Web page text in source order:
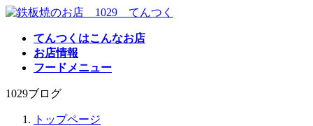
コ
ス
ナ
ン
てんつくはこんなお店
お店情報
フードメニュー
1029ブログ
トップページ